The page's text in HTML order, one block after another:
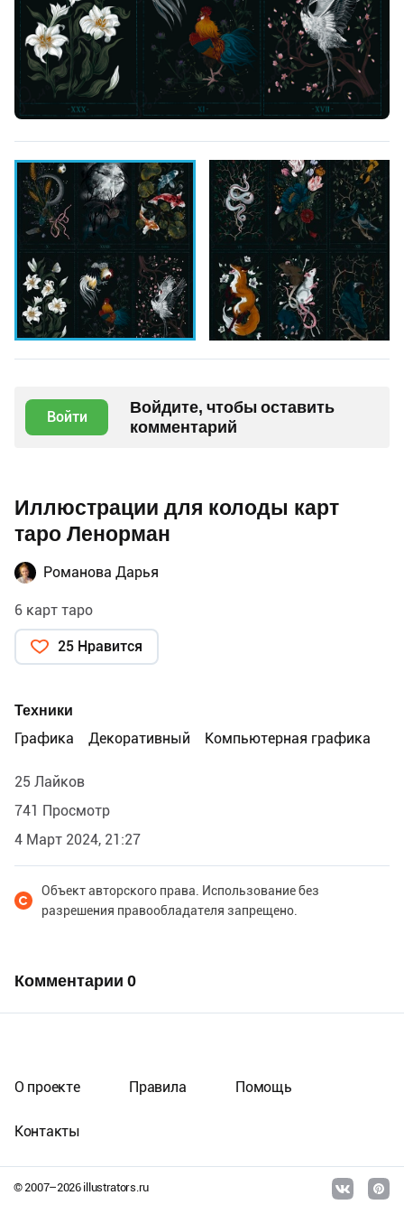
Войти
Войдите, чтобы оставить
комментарий
Иллюстрации для колоды карт
таро Ленорман
Романова Дарья
6 карт таро
25 Нравится
Техники
Графика
Декоративный Компьютерная графика
25 Лайков
741 Просмотр
4 Март 2024, 21:27
Объект авторского права. Использование без
разрешения правообладателя запрещено.
Комментарии 0
© 2007–2026illustrators.ru
О проекте Правила Помощь
Контакты